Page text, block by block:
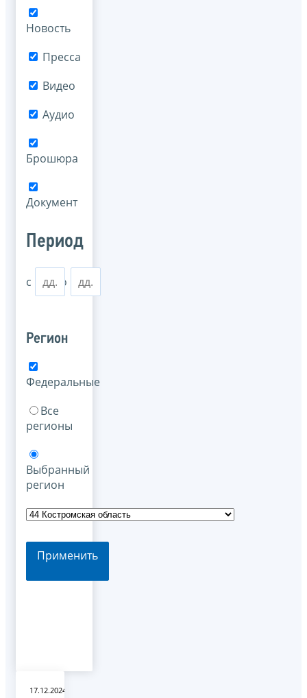
Новость
Пресса
Видео
Аудио
Брошюра
Документ
Период
с по
Регион
Федеральные
Все
регионы
Выбранный
регион
Применить
17.12.2024